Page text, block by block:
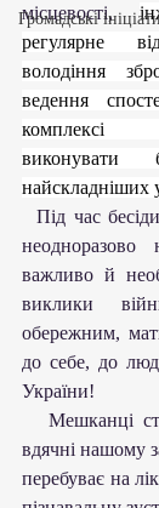
Громадські
місцевості,
регулярне
володіння
ведення
комплексі
виконувати
найскладніших
  Під час бесіди Сергій Володимирович
неодноразово
важливо й
виклики
обережним,
до себе, до
України!
   Мешканці студентського гуртожитку
вдячні нашому
перебуває на